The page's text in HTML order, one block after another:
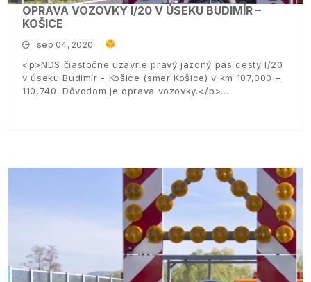
OPRAVA VOZOVKY I/20 V ÚSEKU BUDIMÍR –
KOŠICE
sep 04, 2020
<p>NDS čiastočne uzavrie pravý jazdný pás cesty I/20
v úseku Budimír - Košice (smer Košice) v km 107,000 –
110,740. Dôvodom je oprava vozovky.</p>